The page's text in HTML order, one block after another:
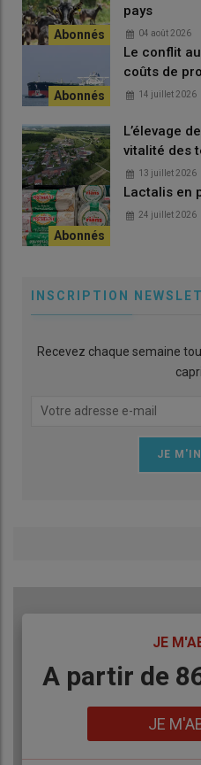
pays
04 août 2026
Le conflit
coûts de
14 juillet 2026
L’élevage
vitalité des
13 juillet 2026
Lactalis en
24 juillet 2026
INSCRIPTION
Recevez chaque semaine
JE
Body
A partir de
JE